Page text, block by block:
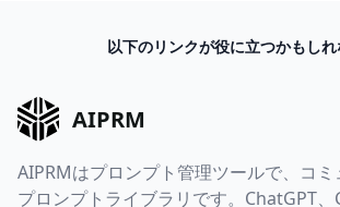
以下のリンクが役に立つかもしれ
AIPRM
AIPRMはプロンプト管理ツールで、コ
プロンプトライブラリです。ChatGPT、